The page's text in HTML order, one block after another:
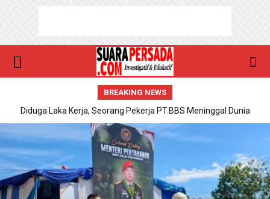
BREAKING NEWS
Diduga Laka Kerja, Seorang Pekerja PT.BBS Meninggal Dunia
Perbaikan Kerusakan Jalan Nasional Soekano-Hatta Diambil Alih